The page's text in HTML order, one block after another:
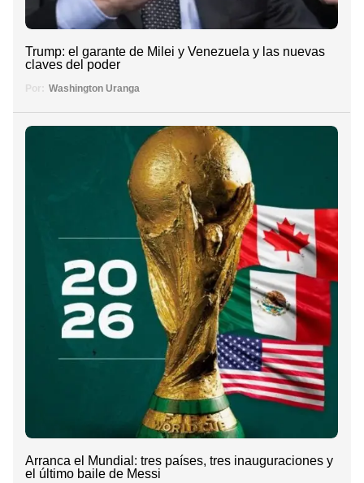
Trump: el garante de Milei y Venezuela y las nuevas
claves del poder
Por: Washington Uranga
Arranca el Mundial: tres países, tres inauguraciones y
el último baile de Messi